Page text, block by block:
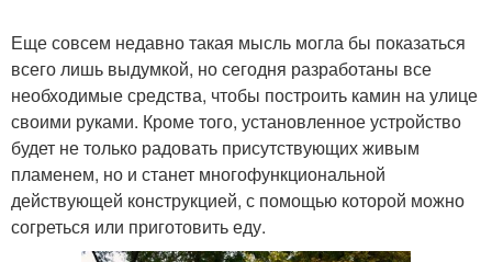
Еще совсем недавно такая мысль могла бы показаться
всего лишь выдумкой, но сегодня разработаны все
необходимые средства, чтобы построить камин на улице
своими руками. Кроме того, установленное устройство
будет не только радовать присутствующих живым
пламенем, но и станет многофункциональной
действующей конструкцией, с помощью которой можно
согреться или приготовить еду.